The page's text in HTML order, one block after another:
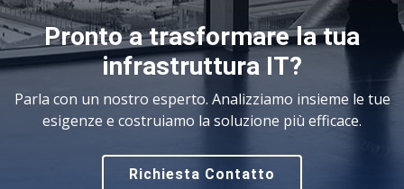
Pronto a trasformare la tua
infrastruttura IT?
Parla con un nostro esperto. Analizziamo insieme le tue
esigenze e costruiamo la soluzione più efficace.
Richiesta Contatto